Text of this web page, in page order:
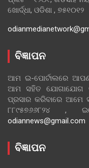
ଖୋର୍ଦ୍ଧା, ଓଡିଶା , ୭୫୧୦୧୨
ବିଜ୍ଞାପନ
ଆମ ଇ-ପୋର୍ଟାଲରେ
ଆମ ସହିତ ଯୋଗାଯୋଗ
ପ୍ରସାର କରିବାରେ
୮୮୯୫୭୬୬୮୨୪ ,
odiannews@gmail.com
ବିଜ୍ଞାପନ